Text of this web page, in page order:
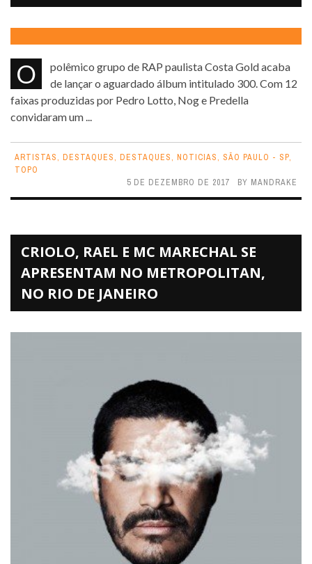
O polêmico grupo de RAP paulista Costa Gold acaba
de lançar o aguardado álbum intitulado 300. Com 12
faixas produzidas por Pedro Lotto, Nog e Predella
convidaram um ...
ARTISTAS, DESTAQUES, DESTAQUES, NOTICIAS, SÃO PAULO - SP,
TOPO
5 DE DEZEMBRO DE 2017
BY MANDRAKE
CRIOLO, RAEL E MC MARECHAL SE
APRESENTAM NO METROPOLITAN,
NO RIO DE JANEIRO